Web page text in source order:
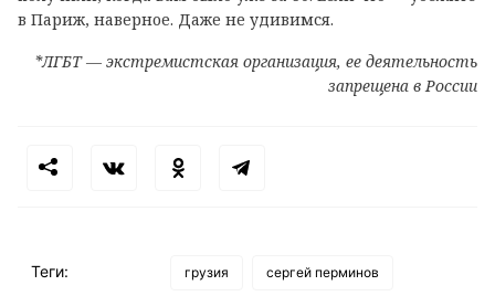
в Париж, наверное. Даже не удивимся.
*ЛГБТ — экстремистская организация, ее деятельность
запрещена в России
Теги: грузия сергей перминов